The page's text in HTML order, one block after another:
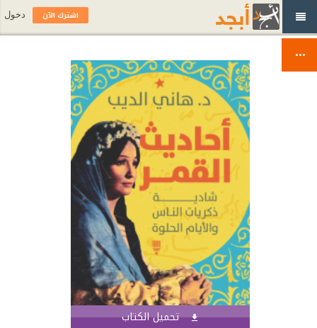
تحميل الكتاب
اشترك الآن دخول